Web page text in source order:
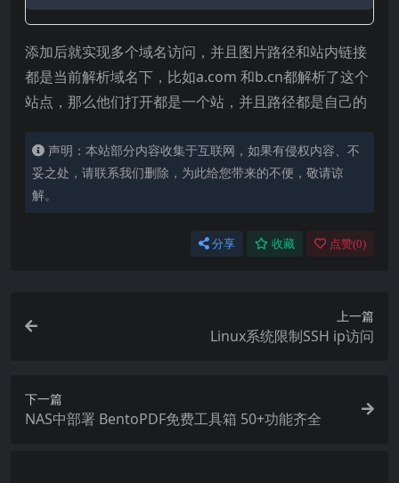
添加后就实现多个域名访问，并且图片路径和站内链接
都是当前解析域名下，比如a.com 和b.cn都解析了这个
站点，那么他们打开都是一个站，并且路径都是自己的
声明：本站部分内容收集于互联网，如果有侵权内容、不
妥之处，请联系我们删除，为此给您带来的不便，敬请谅
解。
分享 收藏 点赞(0)
上一篇
Linux系统限制SSH ip访问
下一篇
NAS中部署 BentoPDF免费工具箱 50+功能齐全